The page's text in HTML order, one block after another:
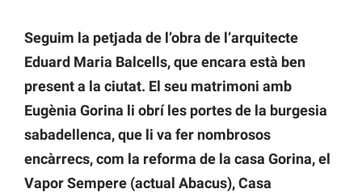
Seguim la petjada de l’obra de l’arquitecte
Eduard Maria Balcells, que encara està ben
present a la ciutat. El seu matrimoni amb
Eugènia Gorina li obrí les portes de la burgesia
sabadellenca, que li va fer nombrosos
encàrrecs, com la reforma de la casa Gorina, el
Vapor Sempere (actual Abacus), Casa